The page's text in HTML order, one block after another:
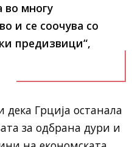
во многу
и се соочува со
предизвици“,
Грција останала
за одбрана дури и